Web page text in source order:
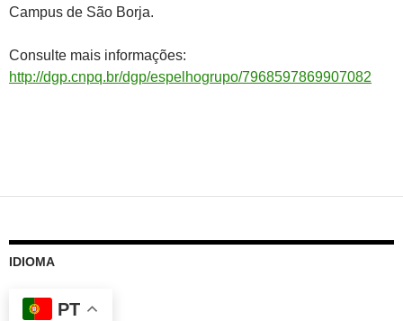
Campus de São Borja.
Consulte mais informações:
http://dgp.cnpq.br/dgp/espelhogrupo/7968597869907082
IDIOMA
PT